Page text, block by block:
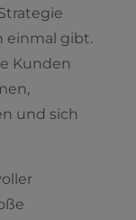
einmal gibt.
Kunden
und sich